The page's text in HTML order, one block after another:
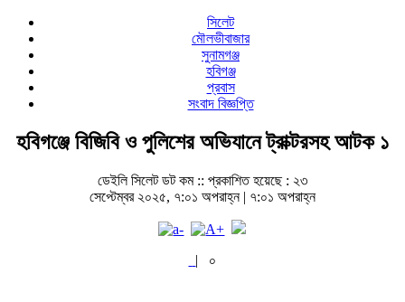
সিলেট
মৌলভীবাজার
সুনামগঞ্জ
হবিগঞ্জ
প্রবাস
সংবাদ বিজ্ঞপ্তি
হবিগঞ্জে বিজিবি ও পুলিশের অভিযানে ট্রাক্টরসহ আটক ১
ডেইলি সিলেট ডট কম :: প্রকাশিত হয়েছে : ২৩
সেপ্টেম্বর ২০২৫, ৭:০১ অপরাহ্ন | ৭:০১ অপরাহ্ন
| ০